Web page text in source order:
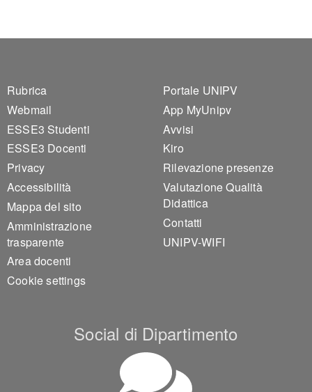
Footer 1
Rubrica
Webmail
ESSE3 Studenti
ESSE3 Docenti
Privacy
Accessibilità
Mappa del sito
Amministrazione
trasparente
Area docenti
Cookie settings
Footer 2
Portale UNIPV
App MyUnipv
Avvisi
Kiro
Rilevazione presenze
Valutazione Qualità
Didattica
Contatti
UNIPV-WIFI
Social di Dipartimento